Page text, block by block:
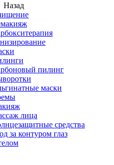
Назад
пилинг
маски
лица
средства
за контуром глаз